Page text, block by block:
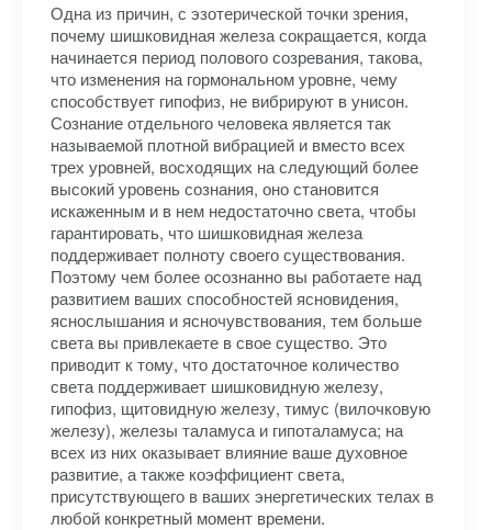
Одна из причин, с эзотерической точки зрения,
почему шишковидная железа сокращается, когда
начинается период полового созревания, такова,
что изменения на гормональном уровне, чему
способствует гипофиз, не вибрируют в унисон.
Сознание отдельного человека является так
называемой плотной вибрацией и вместо всех
трех уровней, восходящих на следующий более
высокий уровень сознания, оно становится
искаженным и в нем недостаточно света, чтобы
гарантировать, что шишковидная железа
поддерживает полноту своего существования.
Поэтому чем более осознанно вы работаете над
развитием ваших способностей ясновидения,
яснослышания и ясночувствования, тем больше
света вы привлекаете в свое существо. Это
приводит к тому, что достаточное количество
света поддерживает шишковидную железу,
гипофиз, щитовидную железу, тимус (вилочковую
железу), железы таламуса и гипоталамуса; на
всех из них оказывает влияние ваше духовное
развитие, а также коэффициент света,
присутствующего в ваших энергетических телах в
любой конкретный момент времени.